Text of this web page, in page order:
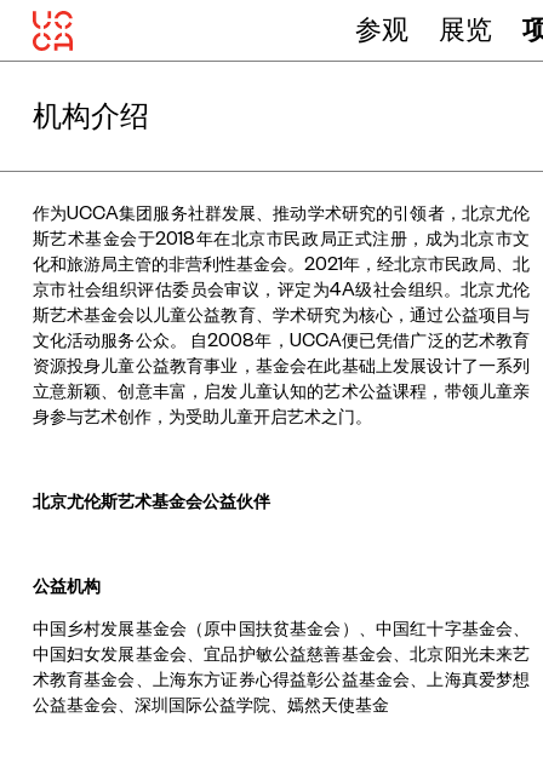
参观 展览
机构介绍
作为UCCA集团服务社群发展、推动学术研究的引领者，北京尤伦
斯艺术基金会于2018年在北京市民政局正式注册，成为北京市文
化和旅游局主管的非营利性基金会。2021年，经北京市民政局、北
京市社会组织评估委员会审议，评定为4A级社会组织。北京尤伦
斯艺术基金会以儿童公益教育、学术研究为核心，通过公益项目与
文化活动服务公众。 自2008年，UCCA便已凭借广泛的艺术教育
资源投身儿童公益教育事业，基金会在此基础上发展设计了一系列
立意新颖、创意丰富，启发儿童认知的艺术公益课程，带领儿童亲
身参与艺术创作，为受助儿童开启艺术之门。
北京尤伦斯艺术基金会公益伙伴
公益机构
中国乡村发展基金会（原中国扶贫基金会）、中国红十字基金会、
中国妇女发展基金会、宜品护敏公益慈善基金会、北京阳光未来艺
术教育基金会、上海东方证券心得益彰公益基金会、上海真爱梦想
公益基金会、深圳国际公益学院、嫣然天使基金